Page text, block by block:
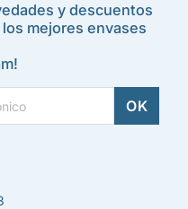
y descuentos
mejores envases